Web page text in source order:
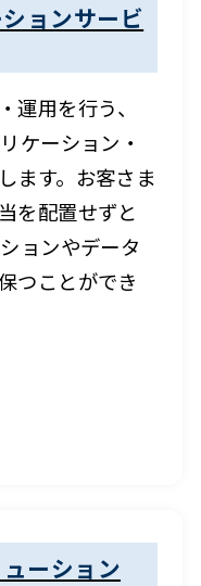
ョンサービ
運用を行う、
ケーション・
ます。お客さま
を配置せずと
ョンやデータ
つことができ
ーション